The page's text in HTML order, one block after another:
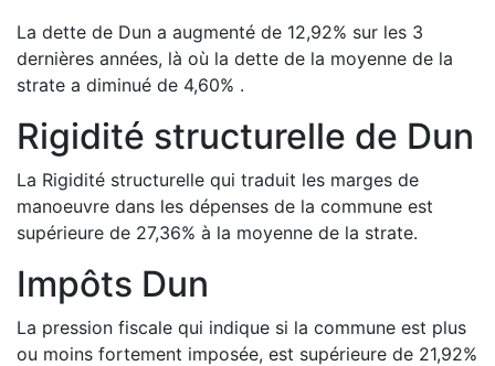
La dette de Dun a augmenté de 12,92% sur les 3
dernières années, là où la dette de la moyenne de la
strate a diminué de 4,60% .
Rigidité structurelle de Dun
La Rigidité structurelle qui traduit les marges de
manoeuvre dans les dépenses de la commune est
supérieure de 27,36% à la moyenne de la strate.
Impôts Dun
La pression fiscale qui indique si la commune est plus
ou moins fortement imposée, est supérieure de 21,92%